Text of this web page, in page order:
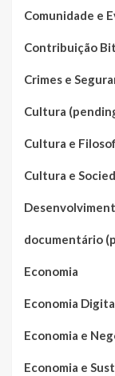
Comunidade e
Contribuição
Crimes e
Cultura
Cultura e
Cultura e
documentário
Economia
Economia
Economia e
Economia e